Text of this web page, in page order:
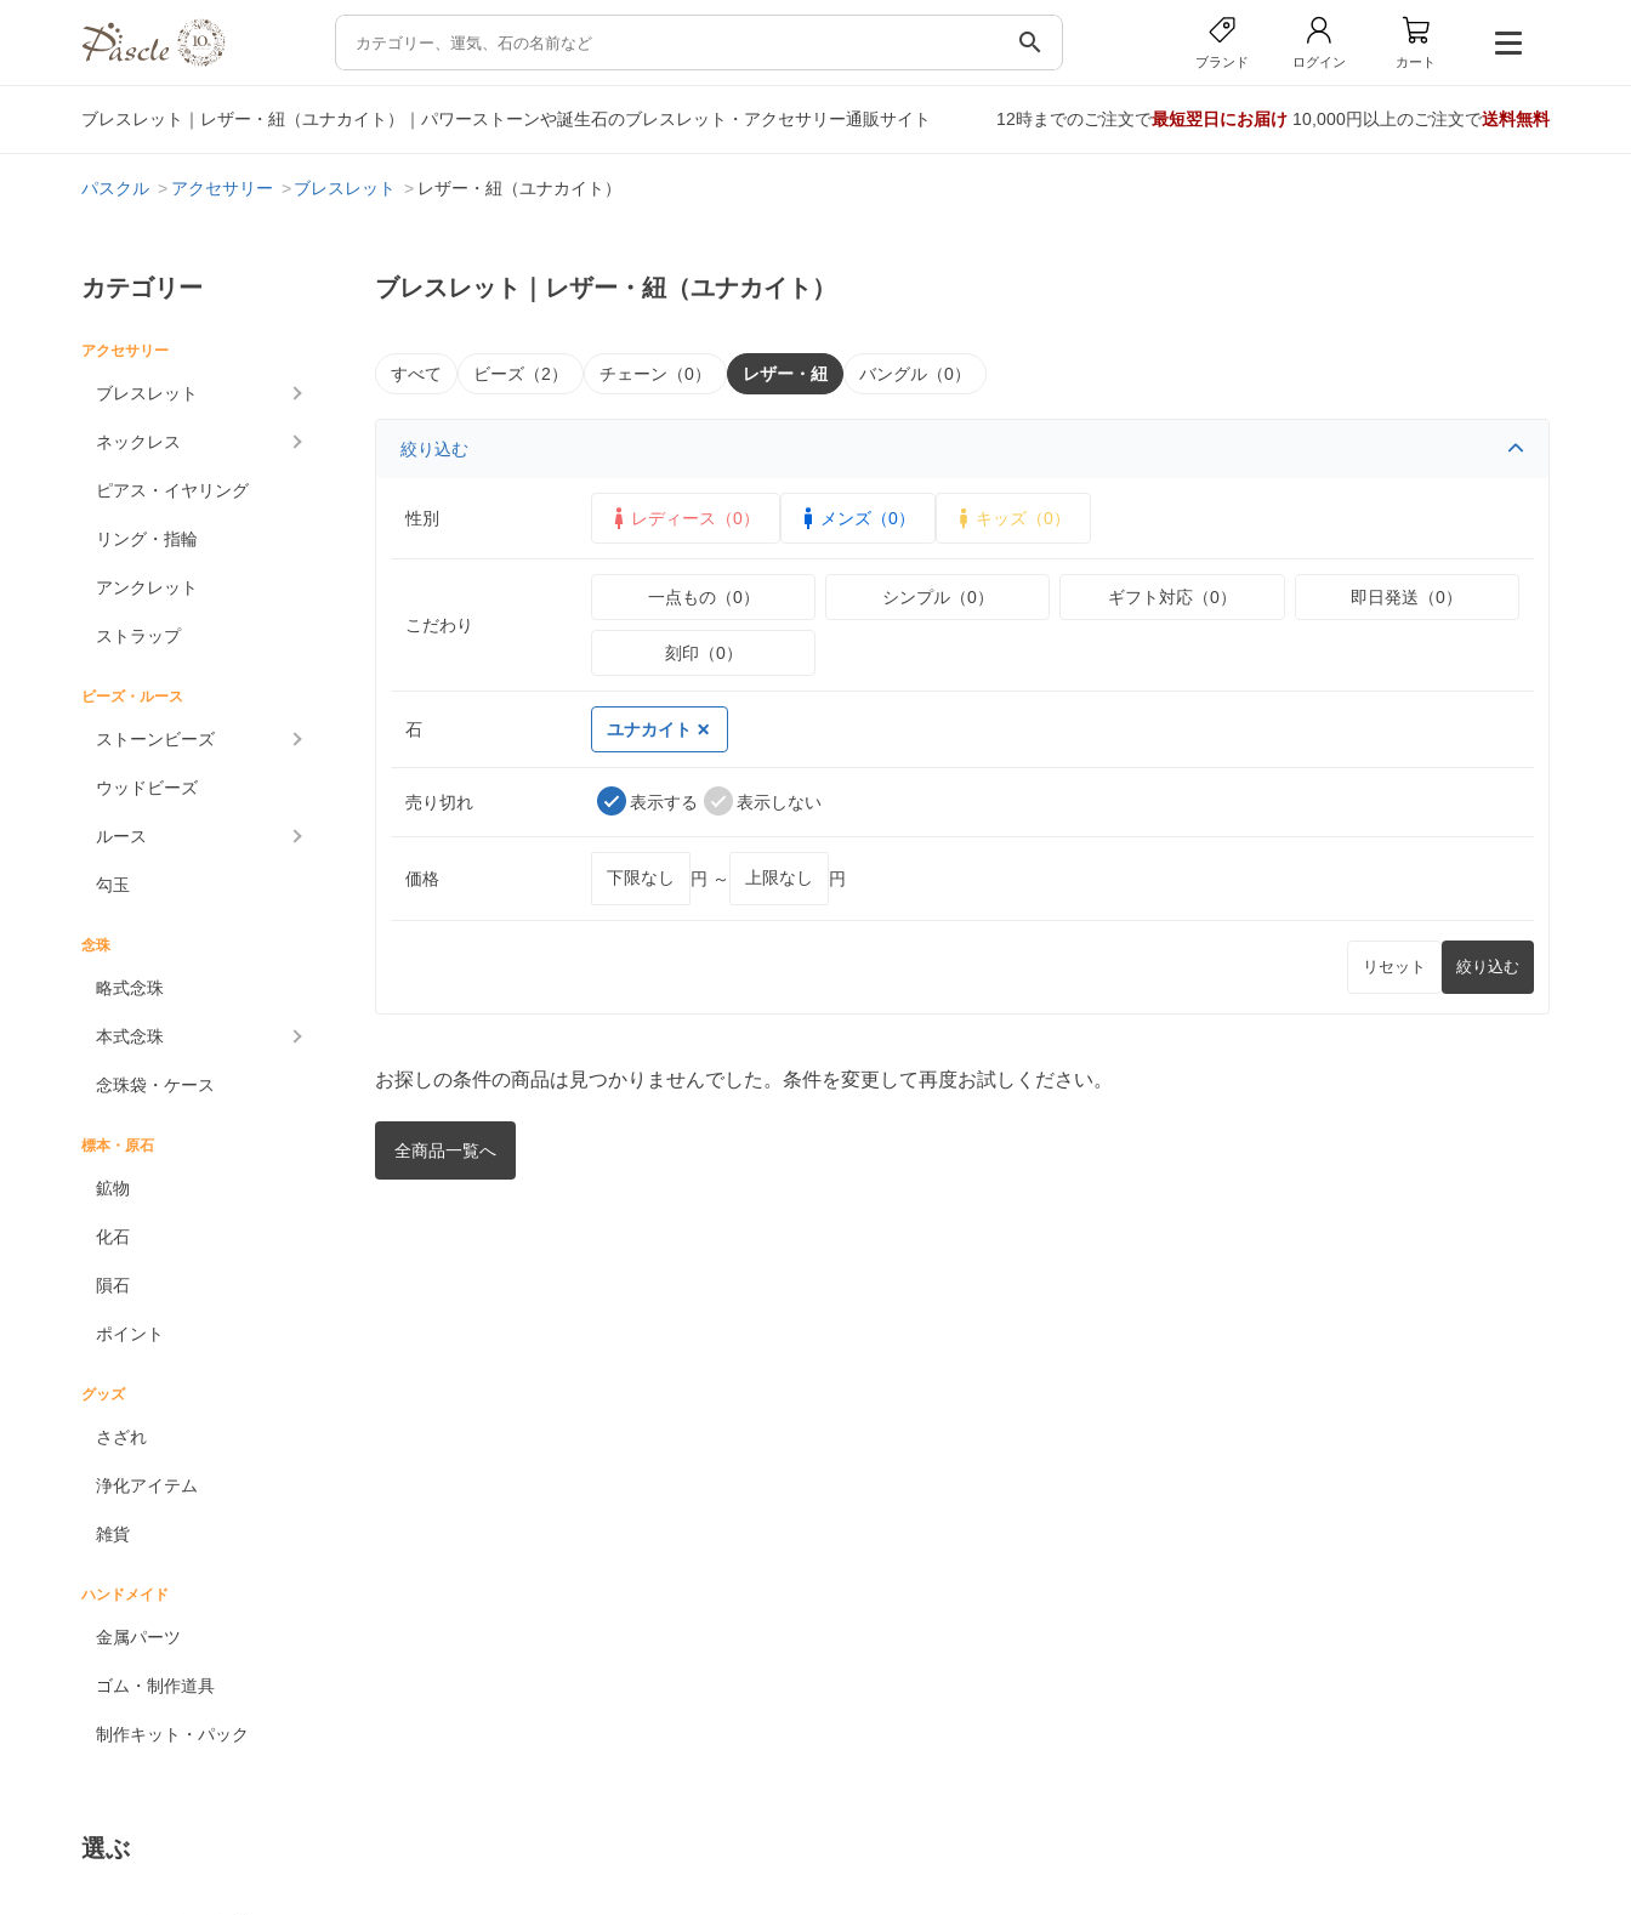
search
ブランド ログイン カート
ブレスレット｜レザー・紐（ユナカイト）｜パワーストーンや誕生石のブレスレット・アクセサリー通販サイト 12時までのご注文で最短翌日にお届け10,000円以上のご注文で送料無料
パスクル アクセサリー ブレスレット レザー・紐（ユナカイト）
カテゴリー
アクセサリー
ブレスレット
ネックレス
ピアス・イヤリング
リング・指輪
アンクレット
ストラップ
ビーズ・ルース
ストーンビーズ
ウッドビーズ
ルース
勾玉
念珠
略式念珠
本式念珠
念珠袋・ケース
標本・原石
鉱物
化石
隕石
ポイント
グッズ
さざれ
浄化アイテム
雑貨
ハンドメイド
金属パーツ
ゴム・制作道具
制作キット・パック
選ぶ
ブレスレット｜レザー・紐（ユナカイト）
すべて ビーズ（2） チェーン（0） レザー・紐 バングル（0）
絞り込む
性別 レディース（0） メンズ（0） キッズ（0）
こだわり
一点もの（0） シンプル（0） ギフト対応（0） 即日発送（0）
刻印（0）
石 ユナカイト
売り切れ 表示する 表示しない
価格 円 ～ 円
リセット 絞り込む
お探しの条件の商品は見つかりませんでした。条件を変更して再度お試しください。
全商品一覧へ